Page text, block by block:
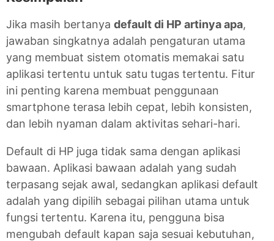
Jika masih bertanya default di HP artinya apa,
jawaban singkatnya adalah pengaturan utama
yang membuat sistem otomatis memakai satu
aplikasi tertentu untuk satu tugas tertentu. Fitur
ini penting karena membuat penggunaan
smartphone terasa lebih cepat, lebih konsisten,
dan lebih nyaman dalam aktivitas sehari-hari.
Default di HP juga tidak sama dengan aplikasi
bawaan. Aplikasi bawaan adalah yang sudah
terpasang sejak awal, sedangkan aplikasi default
adalah yang dipilih sebagai pilihan utama untuk
fungsi tertentu. Karena itu, pengguna bisa
mengubah default kapan saja sesuai kebutuhan,